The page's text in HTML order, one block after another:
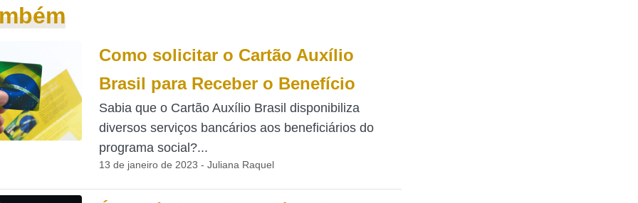
Como solicitar o Cartão Auxílio
Brasil para Receber o Benefício
Sabia que o Cartão Auxílio Brasil disponibiliza
diversos serviços bancários aos beneficiários do
programa social?...
13 de janeiro de 2023 - Juliana Raquel